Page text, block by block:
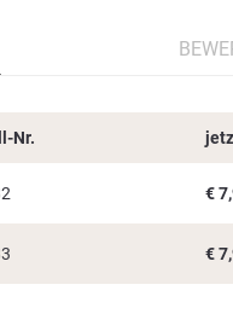
Nr.
€
€